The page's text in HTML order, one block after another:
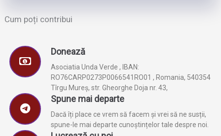
Cum poți contribui
Donează
Asociatia Unda Verde , IBAN:
RO76CARP0273P0066541RO01 , Romania, 540354
Tîrgu Mureș, str. Gheorghe Doja nr. 43,
Spune mai departe
Dacă îți place ce vrem să facem și vrei să ne susții,
spune-le mai departe cunoștințelor tale despre noi.